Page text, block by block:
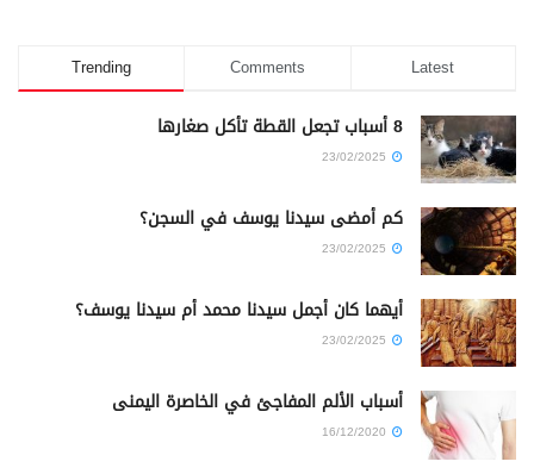
Trending Comments Latest
8 أسباب تجعل القطة تأكل صغارها
كم أمضى سيدنا يوسف في السجن؟
أيهما كان أجمل سيدنا محمد أم سيدنا يوسف؟
أسباب الألم المفاجئ في الخاصرة اليمنى